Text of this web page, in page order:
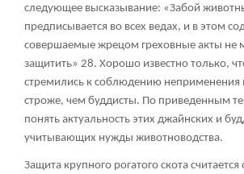
следующее высказывание: «Забой
предписывается во всех ведах, и в этом
совершаемые жрецом греховные акты не
защитить» 28. Хорошо известно только,
стремились к соблюдению неприменения
строже, чем буддисты. По приведенным
понять актуальность этих джайнских и
учитывающих нужды животноводства.
Защита крупного рогатого скота